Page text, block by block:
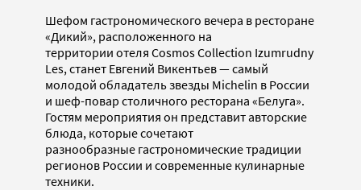
Шефом гастрономического вечера в ресторане
«Дикий», расположенного на
территории отеля Cosmos Collection Izumrudny
Les, станет Евгений Викентьев — самый
молодой обладатель звезды Michelin в России
и шеф-повар столичного ресторана «Белуга».
Гостям мероприятия он представит авторские
блюда, которые сочетают
разнообразные гастрономические традиции
регионов России и современные кулинарные
техники.